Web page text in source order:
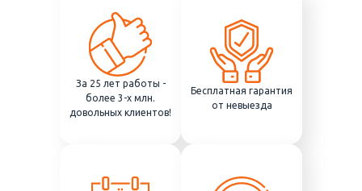
За 25 лет работы -
более 3-х млн.
довольных клиентов!
Бесплатная гарантия
от невыезда